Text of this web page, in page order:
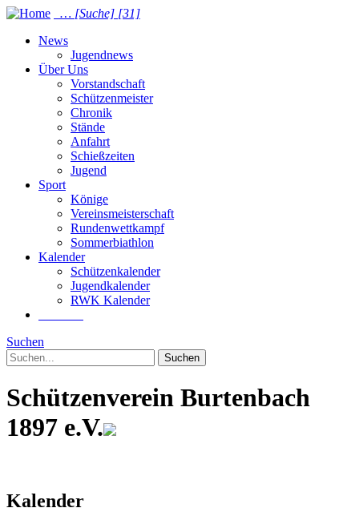
… [Suche] [31]
News
Jugendnews
Über Uns
Vorstandschaft
Schützenmeister
Chronik
Stände
Anfahrt
Schießzeiten
Jugend
Sport
Könige
Vereinsmeisterschaft
Rundenwettkampf
Sommer­biathlon
Kalender
Schützenkalender
Jugendkalender
RWK Kalender
Suchen
Suchen
Schützenverein Burtenbach
1897 e.V.
Kalender